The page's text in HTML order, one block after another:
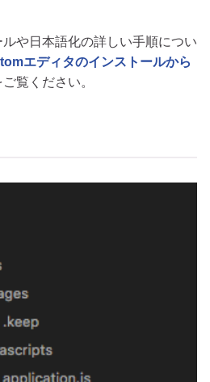
や日本語化の詳しい手順につい
エディタのインストールから
覧ください。